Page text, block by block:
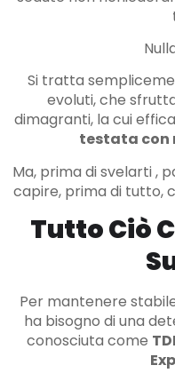
Si tratta
evoluti, che
dimagranti, la cui
testata con
Ma, prima di svelarti ,
capire, prima di tutto,
Tutto Ciò
Per mantenere
ha bisogno di una
conosciuta come